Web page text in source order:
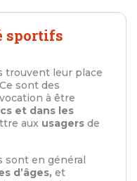
sportifs
trouvent leur place
sont des
à être
et dans les
aux usagers de
sont en général
d’âges, et